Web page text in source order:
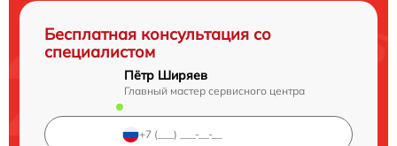
Бесплатная консультация со
специалистом
Пётр Ширяев
Главный мастер сервисного центра